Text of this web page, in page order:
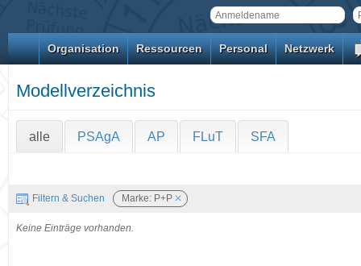
Organisation Ressourcen Personal Netzwerk
Modellverzeichnis
alle PSAgA AP FLuT SFA
Filtern & Suchen Marke: P+P
Keine Einträge vorhanden.